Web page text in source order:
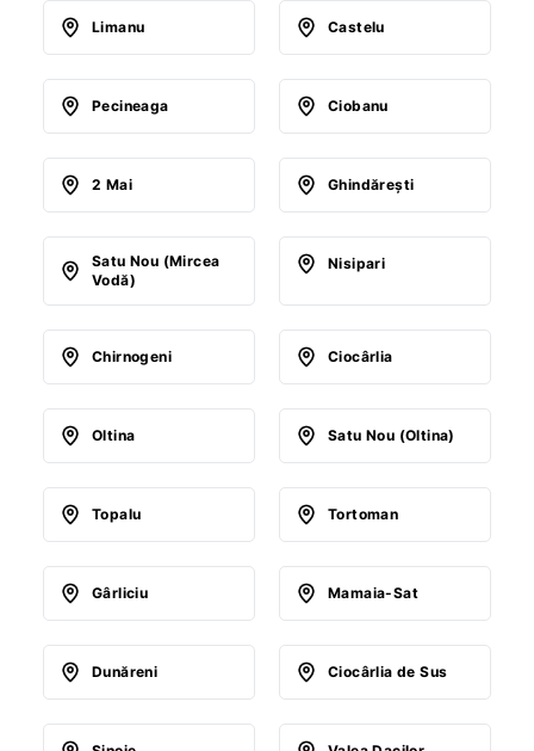
Limanu Castelu
Pecineaga Ciobanu
2 Mai Ghindăreşti
Satu Nou (Mircea
Vodă)
Nisipari
Chirnogeni Ciocârlia
Oltina Satu Nou (Oltina)
Topalu Tortoman
Gârliciu Mamaia-Sat
Dunăreni Ciocârlia de Sus